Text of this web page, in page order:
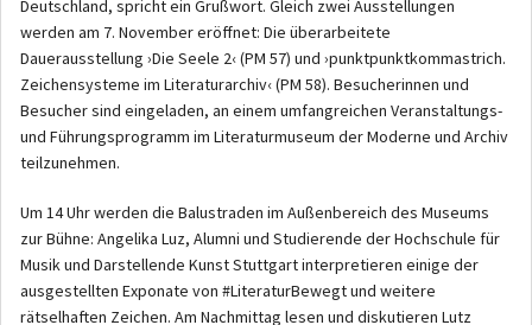
Deutschland, spricht ein Grußwort. Gleich zwei Ausstellungen
werden am 7. November eröffnet: Die überarbeitete
Dauerausstellung ›Die Seele 2‹ (PM 57) und ›punktpunktkommastrich.
Zeichensysteme im Literaturarchiv‹ (PM 58). Besucherinnen und
Besucher sind eingeladen, an einem umfangreichen Veranstaltungs-
und Führungsprogramm im Literaturmuseum der Moderne und Archiv
teilzunehmen.
Um 14 Uhr werden die Balustraden im Außenbereich des Museums
zur Bühne: Angelika Luz, Alumni und Studierende der Hochschule für
Musik und Darstellende Kunst Stuttgart interpretieren einige der
ausgestellten Exponate von #LiteraturBewegt und weitere
rätselhaften Zeichen. Am Nachmittag lesen und diskutieren Lutz